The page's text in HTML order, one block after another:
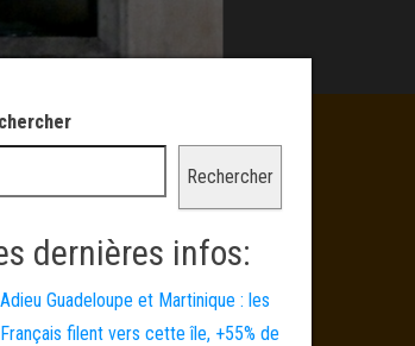
Rechercher
dernières infos:
Adieu Guadeloupe et Martinique : les
Français filent vers cette île, +55% de